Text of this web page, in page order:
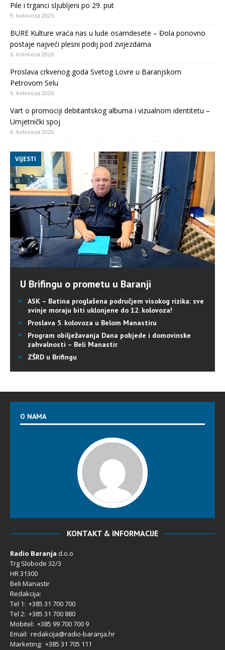
Pile i trganci sljubljeni po 29. put
9. kolovoza 2026.
BURE Kulture vraća nas u lude osamdesete – Đola ponovno
postaje najveći plesni podij pod zvijezdama
6. kolovoza 2026.
Proslava crkvenog goda Svetog Lovre u Baranjskom
Petrovom Selu
6. kolovoza 2026.
Vart o promociji debitantskog albuma i vizualnom identitetu –
Umjetnički spoj
6. kolovoza 2026.
VIJESTI
U Brifingu o prometu u Baranji
ASK – Batina proglašena područjem visokog rizika: sve
svinje moraju biti uklonjene do 12. kolovoza!
Proslava 5. kolovoza u Belom Manastiru
Program obilježavanja Dana pobjede i domovinske
zahvalnosti – Beli Manastir
ZŠRD u Brifingu
O NAMA
KONTAKT & INFORMACIJE
Radio Baranja d.o.o
Trg Slobode 32/3
HR 31300
Beli Manastir
Redakcija:
Tel 1: +385 31 700 700
Tel 2: +385 31 700 880
Mobitel: +385 99 700 700 9
Email: redakcija@radio-baranja.hr
Marketing: +385 31 705 111